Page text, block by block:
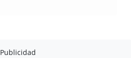
Publicidad